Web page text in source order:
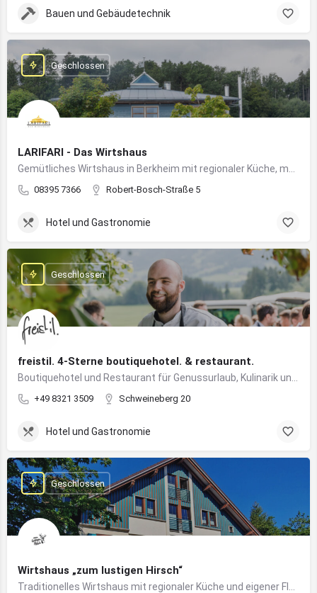
Bauen und Gebäudetechnik
LARIFARI - Das Wirtshaus
08395 7366 Robert-Bosch-Straße 5
Geschlossen
Hotel und Gastronomie
freistil. 4-Sterne boutiquehotel. & restaurant.
+49 8321 3509 Schweineberg 20
Geschlossen
Hotel und Gastronomie
Wirtshaus „zum lustigen Hirsch“
Geschlossen